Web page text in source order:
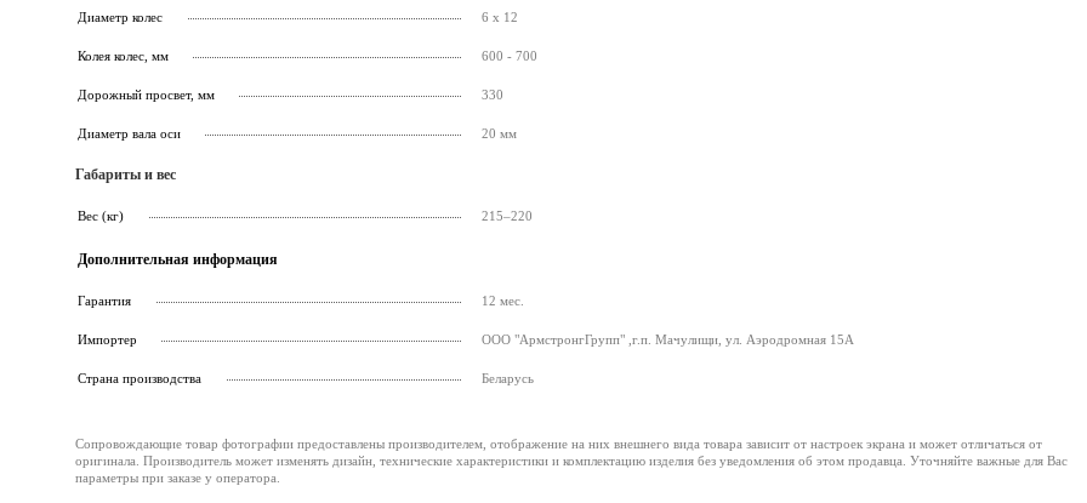
Диаметр колес 6 x 12
Колея колес, мм 600 - 700
Дорожный просвет, мм 330
Диаметр вала оси 20 мм
Габариты и вес
Вес (кг) 215–220
Дополнительная информация
Гарантия 12 мес.
Импортер ООО "АрмстронгГрупп" ,г.п. Мачулищи, ул. Аэродромная 15А
Страна производства Беларусь
Сопровождающие товар фотографии предоставлены производителем, отображение на них внешнего вида товара зависит от настроек экрана и может отличаться от
оригинала. Производитель может изменять дизайн, технические характеристики и комплектацию изделия без уведомления об этом продавца. Уточняйте важные для Вас
параметры при заказе у оператора.